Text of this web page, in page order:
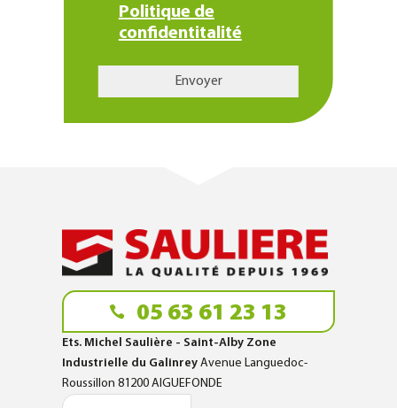
Politique de
confidentitalité
05 63 61 23 13
Ets. Michel Saulière - Saint-Alby Zone
Industrielle du Galinrey Avenue Languedoc-
Roussillon 81200 AIGUEFONDE